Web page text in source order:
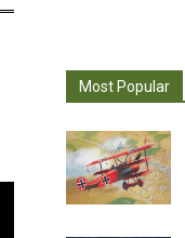
Most Popular